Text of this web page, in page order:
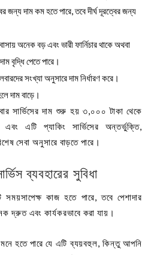
জন্য দাম কম হতে পারে, তবে দীর্ঘ দূরত্বের জন্য
অনেক বড় এবং ভারী ফার্নিচার থাকে অথবা
বৃদ্ধি পেতে পারে।
সংখ্যা অনুসারে দাম নির্ধারণ করে।
দাম বাড়ে।
সার্ভিসের দাম শুরু হয় ৩,০০০ টাকা থেকে
এটি প্যাকিং সার্ভিসের অন্তর্ভুক্তি,
সেবা অনুসারে বাড়তে পারে।
ব্যবহারের সুবিধা
কাজ হতে পারে, তবে পেশাদার
দ্রুত এবং কার্যকরভাবে করা যায়।
হতে পারে যে এটি ব্যয়বহুল, কিন্তু আপনি